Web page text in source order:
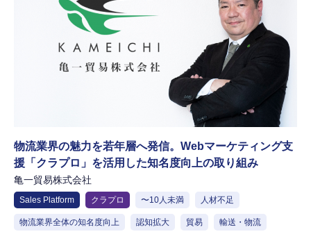
物流業界の魅力を若年層へ発信。Webマーケティング支
援「クラプロ」を活用した知名度向上の取り組み
亀一貿易株式会社
Sales Platform クラプロ 〜10人未満 人材不足
物流業界全体の知名度向上 認知拡大 貿易 輸送・物流